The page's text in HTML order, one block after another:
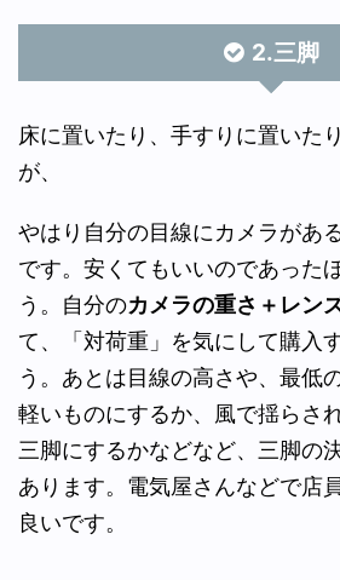
2.三脚
床に置いたり、手すりに置いた
が、
やはり自分の目線にカメラがあ
です。安くてもいいのであった
う。自分のカメラの重さ＋レン
て、「対荷重」を気にして購入
う。あとは目線の高さや、最低
軽いものにするか、風で揺らさ
三脚にするかなどなど、三脚の
あります。電気屋さんなどで店
良いです。